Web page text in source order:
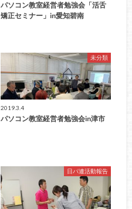
パソコン教室経営者勉強会「活舌
矯正セミナー」in愛知碧南
未分類
2019.3.4
パソコン教室経営者勉強会in津市
日パ連活動報告